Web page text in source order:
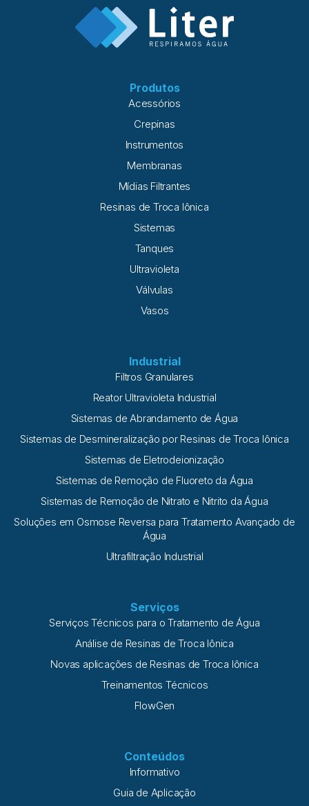
Produtos
Acessórios
Crepinas
Instrumentos
Membranas
Mídias Filtrantes
Resinas de Troca Iônica
Sistemas
Tanques
Ultravioleta
Válvulas
Vasos
Industrial
Filtros Granulares
Reator Ultravioleta Industrial
Sistemas de Abrandamento de Água
Sistemas de Desmineralização por Resinas de Troca Iônica
Sistemas de Eletrodeionização
Sistemas de Remoção de Fluoreto da Água
Sistemas de Remoção de Nitrato e Nitrito da Água
Soluções em Osmose Reversa para Tratamento Avançado de
Água
Ultrafiltração Industrial
Serviços
Serviços Técnicos para o Tratamento de Água
Análise de Resinas de Troca Iônica
Novas aplicações de Resinas de Troca Iônica
Treinamentos Técnicos
FlowGen
Conteúdos
Informativo
Guia de Aplicação